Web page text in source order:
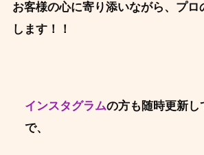
お客様の心に寄り添いながら、プロ
します！！
インスタグラムの方も随時更新し
で、